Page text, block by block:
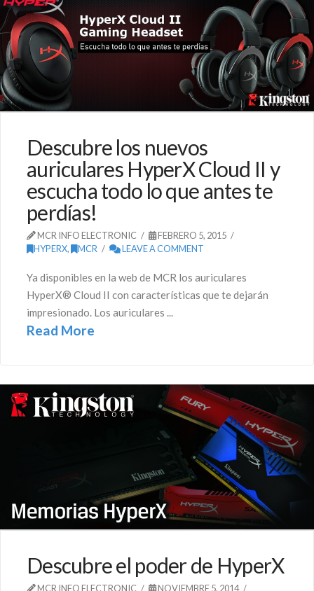
Descubre los nuevos
auriculares HyperX Cloud II y
escucha todo lo que antes te
perdías!
MCR INFO ELECTRONIC
FEBRERO 5, 2015
HYPERX, MCR LEAVE A COMMENT
Ya disponibles en la web de MCR los auriculares
HyperX® Cloud II con características que te dejarán
impresionado. Los auriculares ...
Read More
Descubre el poder de HyperX
MCR INFO ELECTRONIC
NOVIEMBRE 5, 2014